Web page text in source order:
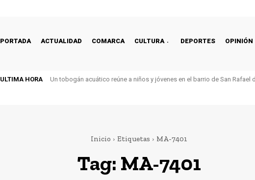
PORTADA ACTUALIDAD COMARCA CULTURA DEPORTES OPINIÓN
ULTIMA HORA Un tobogán acuático reúne a niños y jóvenes en el barrio de San Rafael
Inicio Etiquetas MA-7401
Tag: MA-7401